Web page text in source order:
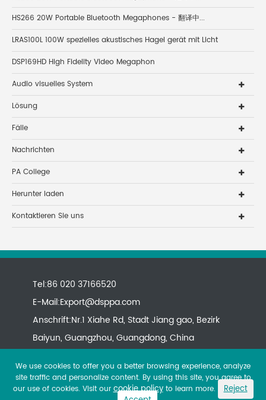
HS266 20W Portable Bluetooth Megaphones - 翻译中...
LRAS100L 100W spezielles akustisches Hagel gerät mit Licht
DSP169HD High Fidelity Video Megaphon
Audio visuelles System
Lösung
Fälle
Nachrichten
PA College
Herunter laden
Kontaktieren Sie uns
Tel:86 020 37166520
E-Mail:Export@dsppa.com
Anschrift:Nr.1 Xiahe Rd, Stadt Jiang gao, Bezirk
Baiyun, Guangzhou, Guangdong, China
We use cookies to offer you a better browsing experience, analyze
site traffic and personalize content. By using this site, you agree to
our use of cookies. Visit ourcookie policyto learn more.
Reject